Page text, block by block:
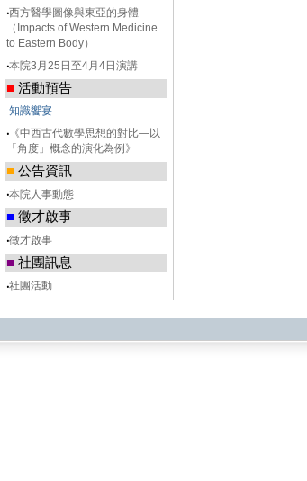
‧西方醫學圖像與東亞的身體
（Impacts of Western Medicine
to Eastern Body）
‧本院3月25日至4月4日演講
■ 活動預告
知識饗宴
‧ 《中西古代數學思想的對比—以
「角度」概念的演化為例》
■ 公告資訊
‧本院人事動態
■ 徵才啟事
‧徵才啟事
■ 社團訊息
‧社團活動